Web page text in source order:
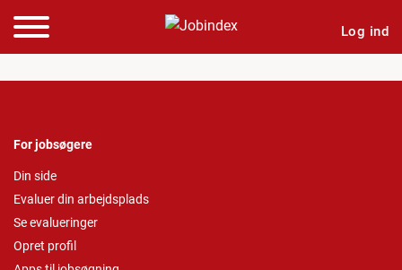
Log ind
For jobsøgere
Din side
Evaluer din arbejdsplads
Se evalueringer
Opret profil